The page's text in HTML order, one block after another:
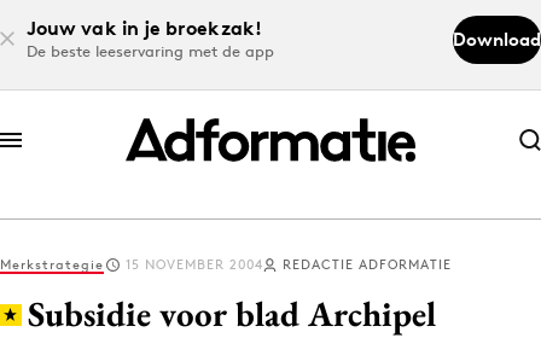
Jouw vak in je broekzak!
De beste leeservaring met de app
Download
Abonneer nu
Abonneer nu
Log in
Merkstrategie 15 NOVEMBER 2004 REDACTIE ADFORMATIE
Subsidie voor blad Archipel